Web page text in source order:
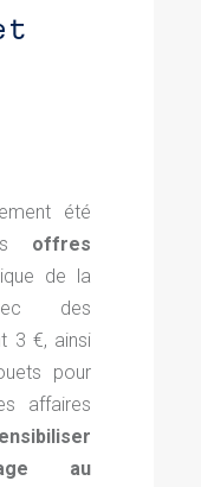
été
offres
de la
des
3 €, ainsi
pour
affaires
au